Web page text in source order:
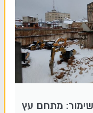
מתחם עץ